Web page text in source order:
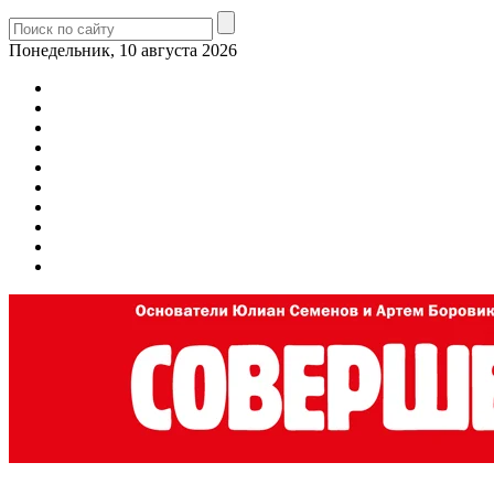
Понедельник, 10 августа 2026